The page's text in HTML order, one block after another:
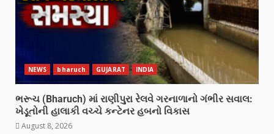
NEWS bharuch GUJARAT INDIA
ભરૂચ (Bharuch) માં રાણીપુરા રેલવે ગરનાળાનો ગંભીર સવાલ:
ખેડૂતોની હાલાકી વચ્ચે કન્ટેનર હબનો વિકાસ
August 8, 2026